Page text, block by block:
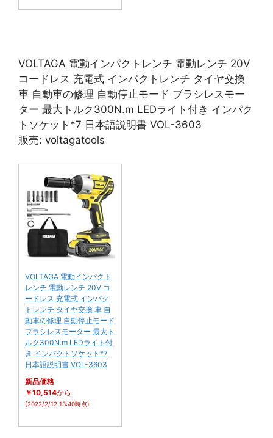
VOLTAGA 電動インパクトレンチ 電動レンチ 20V
コードレス 充電式 インパクトレンチ タイヤ交換
車 自動車の修理 自動停止モード ブラシレスモー
ター 最大トルク300N.m LEDライト付き インパク
トソケット*7 日本語説明書 VOL-3603
販売: voltagatools
VOLTAGA 電動インパクト
レンチ 電動レンチ 20V コ
ードレス 充電式 インパク
トレンチ タイヤ交換 車 自
動車の修理 自動停止モード
ブラシレスモーター 最大ト
ルク300N.m LEDライト付
き インパクトソケット*7
日本語説明書 VOL-3603
新品価格
￥10,514から
(2022/2/12 13:40時点)